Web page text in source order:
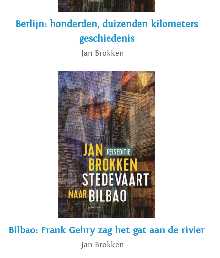
Berlijn: honderden, duizenden kilometers
geschiedenis
Jan Brokken
Bilbao: Frank Gehry zag het gat aan de rivier
Jan Brokken